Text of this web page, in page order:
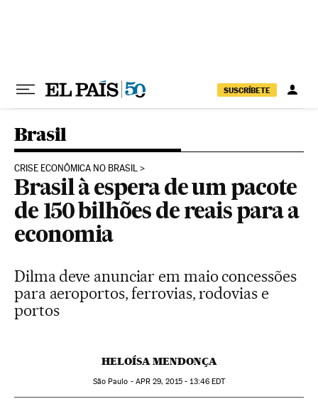
SUSCRÍBETE
Brasil
CRISE ECONÔMICA NO BRASIL
Brasil à espera de um pacote
de 150 bilhões de reais para a
economia
Dilma deve anunciar em maio concessões
para aeroportos, ferrovias, rodovias e
portos
HELOÍSA MENDONÇA
São Paulo - APR 29, 2015 - 13:46EDT